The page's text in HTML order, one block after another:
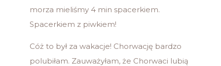
morza mieliśmy 4 min spacerkiem.
Spacerkiem z piwkiem!
Cóż to był za wakacje! Chorwację bardzo
polubiłam. Zauważyłam, że Chorwaci lubią